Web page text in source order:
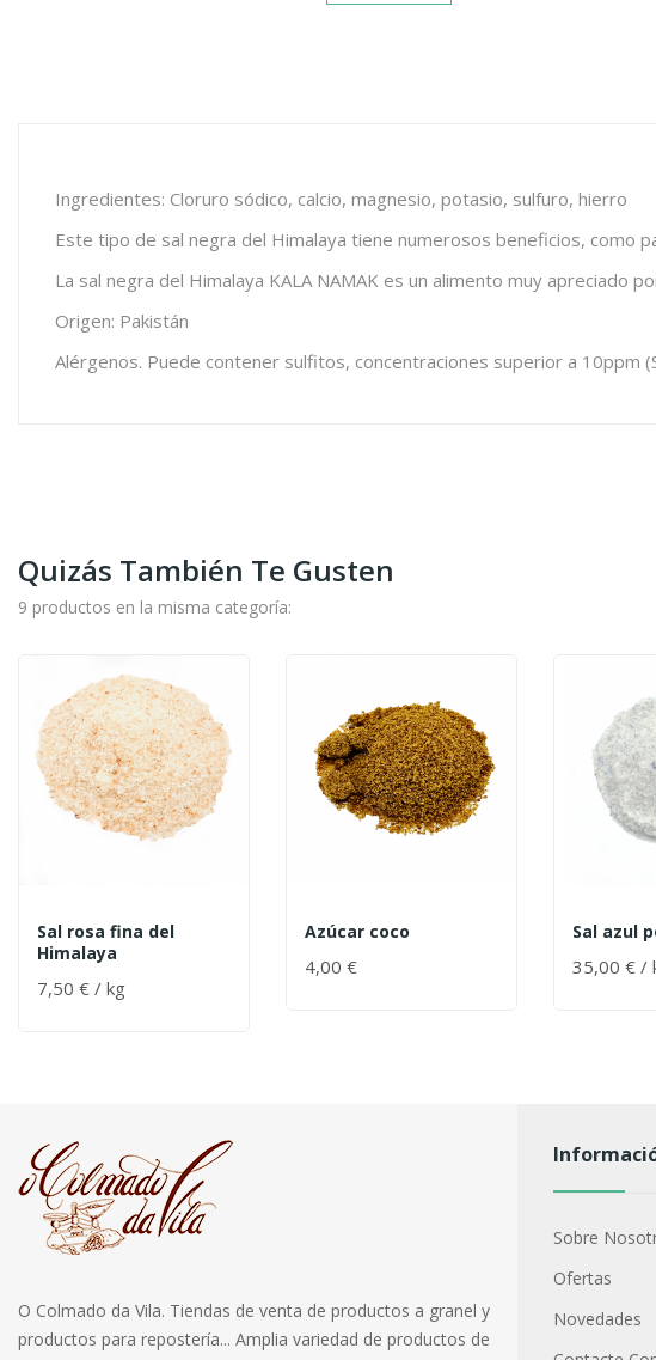
Ingredientes: Cloruro sódico, calcio, magnesio, potasio, sulfuro, hierro
Este tipo de sal negra del Himalaya tiene numerosos beneficios, como
La sal negra del Himalaya KALA NAMAK es un alimento muy apreciado
Origen: Pakistán
Alérgenos. Puede contener sulfitos, concentraciones superior a 10ppm
Quizás También Te Gusten
9 productos en la misma categoría:
Sal rosa fina del
Himalaya
7,50 € / kg
Azúcar coco
4,00 €
Sal azul
35,00 € /
O Colmado da Vila. Tiendas de venta de productos a granel y
productos para repostería... Amplia variedad de productos de
Sobre
Ofertas
Novedades